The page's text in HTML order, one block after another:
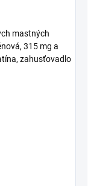
mastných
315 mg a
zahusťovadlo